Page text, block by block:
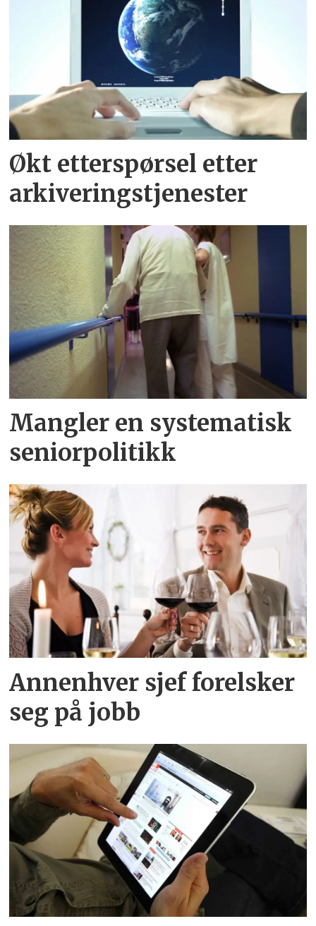
Økt etterspørsel etter
arkiveringstjenester
Mangler en systematisk
seniorpolitikk
Annenhver sjef forelsker
seg på jobb